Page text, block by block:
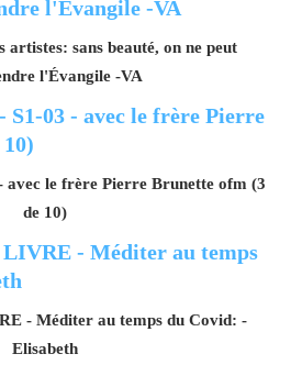
artistes: sans beauté, on ne peut
l'Évangile -VA
avec le frère Pierre Brunette ofm (3
de 10)
- Méditer au temps du Covid: -
Elisabeth